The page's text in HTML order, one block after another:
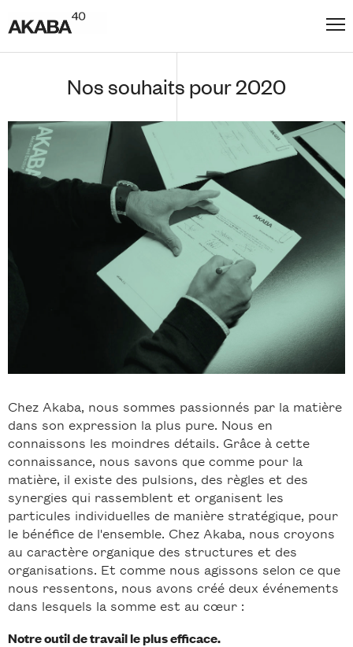
Nos souhaits pour 2020
Chez Akaba, nous sommes passionnés par la matière
dans son expression la plus pure. Nous en
connaissons les moindres détails. Grâce à cette
connaissance, nous savons que comme pour la
matière, il existe des pulsions, des règles et des
synergies qui rassemblent et organisent les
particules individuelles de manière stratégique, pour
le bénéfice de l'ensemble. Chez Akaba, nous croyons
au caractère organique des structures et des
organisations. Et comme nous agissons selon ce que
nous ressentons, nous avons créé deux événements
dans lesquels la somme est au cœur :
Notre outil de travail le plus efficace.